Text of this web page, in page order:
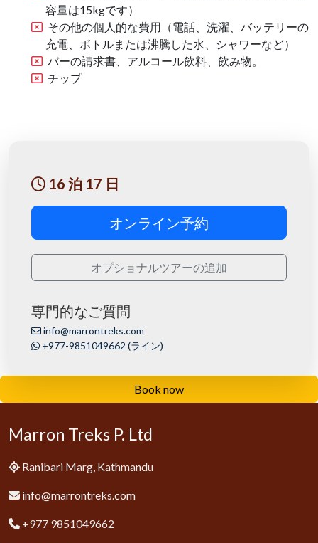
容量は15kgです）
その他の個人的な費用（電話、洗濯、バッテリーの
充電、ボトルまたは沸騰した水、シャワーなど）
バーの請求書、アルコール飲料、飲み物。
チップ
16 泊 17 日
オンライン予約
オプショナルツアーの追加
専門的なご質問
info@marrontreks.com
+977-9851049662 (ライン)
Book now
Marron Treks P. Ltd
Ranibari Marg, Kathmandu
info@marrontreks.com
+977 9851049662